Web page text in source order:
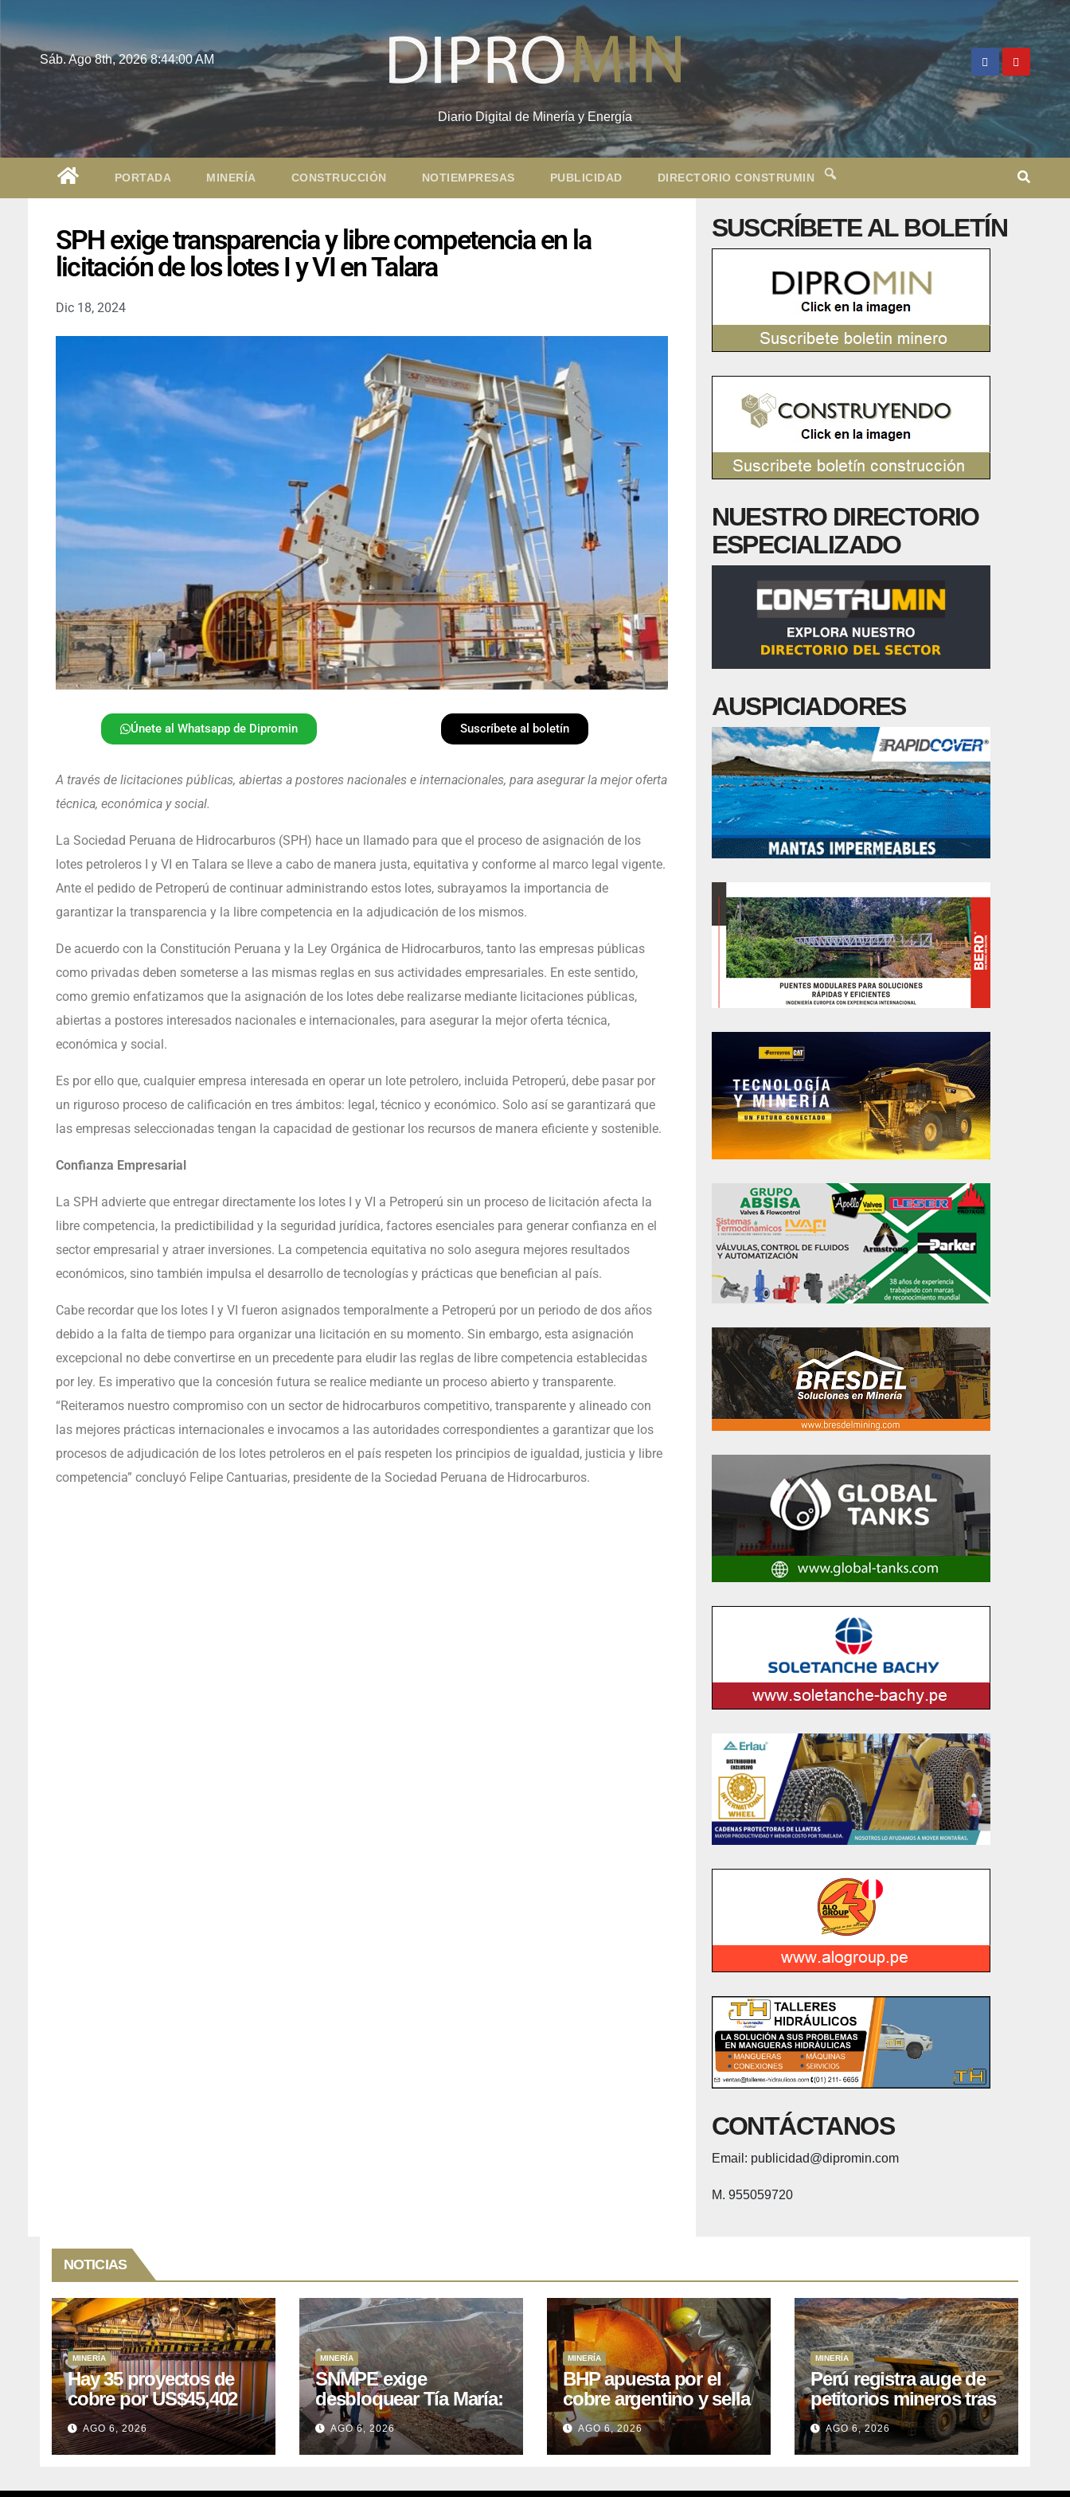
Sáb. Ago 8th, 20268:44:01 AM
Diario Digital de Minería y Energía
PORTADA MINERÍA CONSTRUCCIÓN NOTIEMPRESAS PUBLICIDAD DIRECTORIO CONSTRUMIN
SPH exige transparencia y libre competencia en la
licitación de los lotes I y VI en Talara
Dic 18, 2024
Únete al Whatsapp de Dipromin Suscríbete al boletín
A través de licitaciones públicas, abiertas a postores nacionales e internacionales, para asegurar la mejor oferta
técnica, económica y social.
La Sociedad Peruana de Hidrocarburos (SPH) hace un llamado para que el proceso de asignación de los
lotes petroleros I y VI en Talara se lleve a cabo de manera justa, equitativa y conforme al marco legal vigente.
Ante el pedido de Petroperú de continuar administrando estos lotes, subrayamos la importancia de
garantizar la transparencia y la libre competencia en la adjudicación de los mismos.
De acuerdo con la Constitución Peruana y la Ley Orgánica de Hidrocarburos, tanto las empresas públicas
como privadas deben someterse a las mismas reglas en sus actividades empresariales. En este sentido,
como gremio enfatizamos que la asignación de los lotes debe realizarse mediante licitaciones públicas,
abiertas a postores interesados nacionales e internacionales, para asegurar la mejor oferta técnica,
económica y social.
Es por ello que, cualquier empresa interesada en operar un lote petrolero, incluida Petroperú, debe pasar por
un riguroso proceso de calificación en tres ámbitos: legal, técnico y económico. Solo así se garantizará que
las empresas seleccionadas tengan la capacidad de gestionar los recursos de manera eficiente y sostenible.
Confianza Empresarial
La SPH advierte que entregar directamente los lotes I y VI a Petroperú sin un proceso de licitación afecta la
libre competencia, la predictibilidad y la seguridad jurídica, factores esenciales para generar confianza en el
sector empresarial y atraer inversiones. La competencia equitativa no solo asegura mejores resultados
económicos, sino también impulsa el desarrollo de tecnologías y prácticas que benefician al país.
Cabe recordar que los lotes I y VI fueron asignados temporalmente a Petroperú por un periodo de dos años
debido a la falta de tiempo para organizar una licitación en su momento. Sin embargo, esta asignación
excepcional no debe convertirse en un precedente para eludir las reglas de libre competencia establecidas
por ley. Es imperativo que la concesión futura se realice mediante un proceso abierto y transparente.
“Reiteramos nuestro compromiso con un sector de hidrocarburos competitivo, transparente y alineado con
las mejores prácticas internacionales e invocamos a las autoridades correspondientes a garantizar que los
procesos de adjudicación de los lotes petroleros en el país respeten los principios de igualdad, justicia y libre
competencia” concluyó Felipe Cantuarias, presidente de la Sociedad Peruana de Hidrocarburos.
SUSCRÍBETE AL BOLETÍN
NUESTRO DIRECTORIO
ESPECIALIZADO
AUSPICIADORES
CONTÁCTANOS
Email: publicidad@dipromin.com
M. 955059720
NOTICIAS
MINERÍA
Hay 35 proyectos de
cobre por US$45,402
millones que Perú
puede aprovechar
AGO 6, 2026
MINERÍA
SNMPE exige
desbloquear Tía María:
el proyecto de
US$1.400M que Perú
lleva 15 años
AGO 6, 2026
MINERÍA
BHP apuesta por el
cobre argentino y sella
acuerdo con Kobrea
para siete proyecto
AGO 6, 2026
MINERÍA
Perú registra auge de
petitorios mineros tras
liberación de más de
mil concesiones para
explorar cobre y oro
AGO 6, 2026